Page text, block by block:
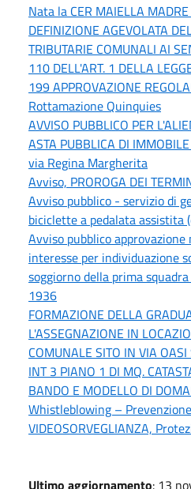
Nata la CER MAIELLA MADRE
DEFINIZIONE AGEVOLATA
TRIBUTARIE COMUNALI AI
110 DELL'ART. 1 DELLA
199 APPROVAZIONE
Rottamazione Quinquies
AVVISO PUBBLICO PER
ASTA PUBBLICA DI
via Regina Margherita
Avviso, PROROGA DEI
Avviso pubblico - servizio di
biciclette a pedalata assistita
Avviso pubblico
interesse per individuazione
soggiorno della prima
1936
FORMAZIONE DELLA
L'ASSEGNAZIONE IN
COMUNALE SITO IN VIA
INT 3 PIANO 1 DI MQ.
BANDO E MODELLO DI
Whistleblowing –
VIDEOSORVEGLIANZA,
Ultimo aggiornamento: 13